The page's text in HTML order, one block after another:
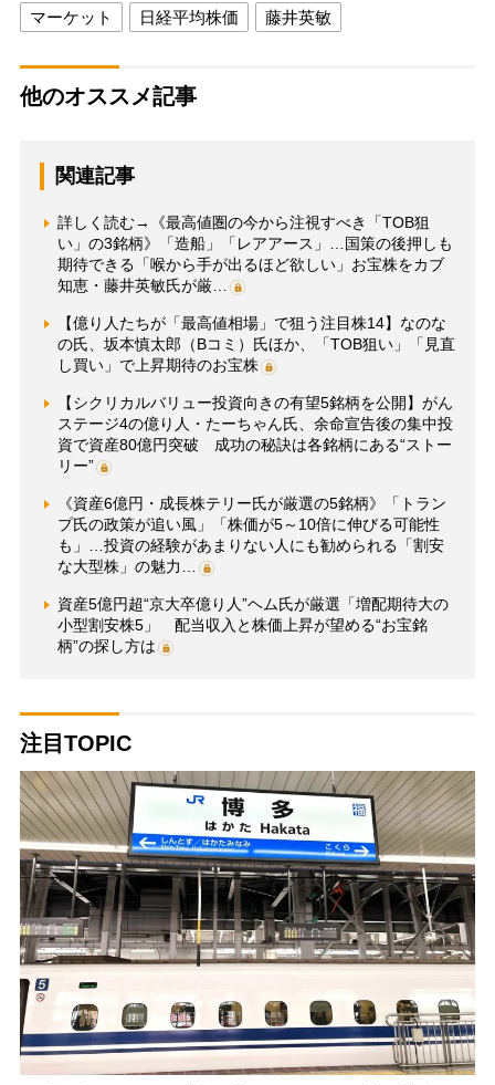
マーケット 日経平均株価 藤井英敏
他のオススメ記事
関連記事
詳しく読む→《最高値圏の今から注視すべき「TOB狙
い」の3銘柄》「造船」「レアアース」…国策の後押しも
期待できる「喉から手が出るほど欲しい」お宝株をカブ
知恵・藤井英敏氏が厳…
【億り人たちが「最高値相場」で狙う注目株14】なのな
の氏、坂本慎太郎（Bコミ）氏ほか、「TOB狙い」「見直
し買い」で上昇期待のお宝株
【シクリカルバリュー投資向きの有望5銘柄を公開】がん
ステージ4の億り人・たーちゃん氏、余命宣告後の集中投
資で資産80億円突破 成功の秘訣は各銘柄にある“ストー
リー”
《資産6億円・成長株テリー氏が厳選の5銘柄》「トラン
プ氏の政策が追い風」「株価が5～10倍に伸びる可能性
も」…投資の経験があまりない人にも勧められる「割安
な大型株」の魅力…
資産5億円超“京大卒億り人”ヘム氏が厳選「増配期待大の
小型割安株5」 配当収入と株価上昇が望める“お宝銘
柄”の探し方は
注目TOPIC